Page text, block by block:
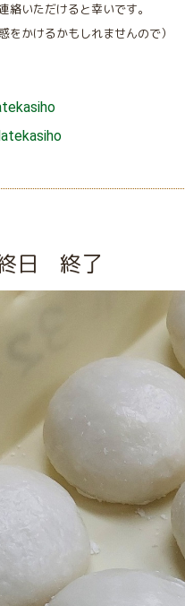
いただけると幸いです。
をかけるかもしれませんので）
日 終了